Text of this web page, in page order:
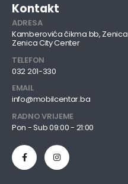
Kontakt
ADRESA
Kamberovića čikma bb, Zenica
Zenica City Center
TELEFON
032 201-330
EMAIL
info@mobilcentar.ba
RADNO VRIJEME
Pon - Sub 09:00 - 21:00